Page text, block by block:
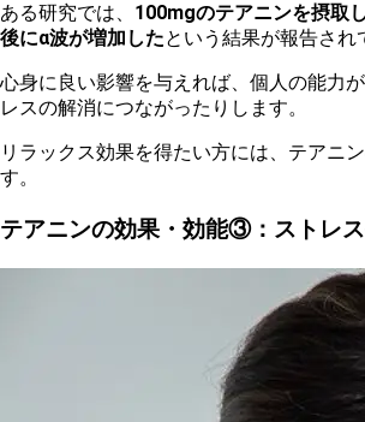
ある研究では、 100mgのテアニンを摂取
後にα波が増加したという結果が報告され
心身に良い影響を与えれば、個人の能力
レスの解消につながったりします。
リラックス効果を得たい方には、テアニ
す。
テアニンの効果・効能③：ストレ